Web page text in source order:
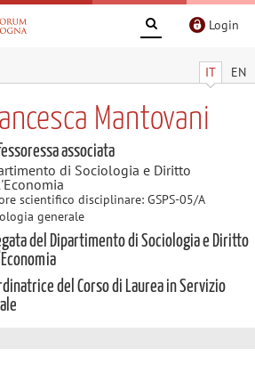
Login
IT EN
Mantovani
associata
di Sociologia e Diritto
scientifico disciplinare: GSPS-05/A
generale
del Dipartimento di Sociologia e Diritto
del Corso di Laurea in Servizio